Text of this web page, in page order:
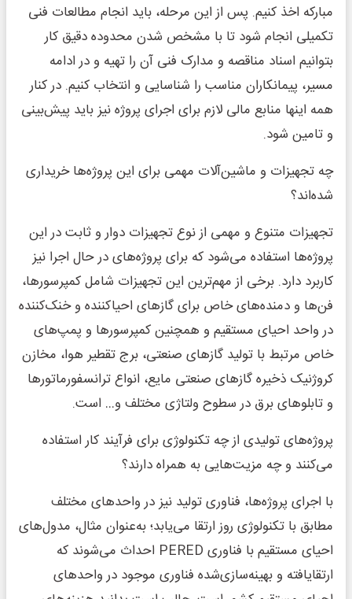
مبارکه اخذ کنیم. پس از این مرحله، باید انجام مطالعات فنی
تکمیلی انجام شود تا با مشخص شدن محدوده دقیق کار
بتوانیم اسناد مناقصه و مدارک فنی آن را تهیه و در ادامه
مسیر، پیمانکاران مناسب را شناسایی و انتخاب کنیم. در کنار
همه اینها منابع مالی لازم برای اجرای پروژه نیز باید پیش‌بینی
و تامین شود.
چه تجهیزات و ماشین‌‌آلات مهمی برای این پروژه‌‌ها خریداری
شده‌‌اند؟
تجهیزات متنوع و مهمی از نوع تجهیزات دوار و ثابت در این
پروژه‌‌ها استفاده می‌شود که برای پروژه‌‌های در حال اجرا نیز
کاربرد دارد. برخی از مهم‌ترین این تجهیزات شامل کمپرسورها،
فن‌‌ها و دمنده‌‌های خاص برای گازهای احیاکننده و خنک‌‌کننده
در واحد احیای مستقیم و همچنین کمپرسورها و پمپ‌‌های
خاص مرتبط با تولید گازهای صنعتی، برج تقطیر هوا، مخازن
کروژنیک ذخیره گازهای صنعتی مایع، انواع ترانسفورماتورها
و تابلوهای برق در سطوح ولتاژی مختلف و… است.
پروژه‌‌های تولیدی از چه تکنولوژی برای فرآیند کار استفاده
می‌کنند و چه مزیت‌‌هایی به همراه دارند؟
با اجرای پروژه‌‌ها، فناوری تولید نیز در واحدهای مختلف
مطابق با تکنولوژی روز ارتقا می‌‌یابد؛ به‌‌عنوان مثال، مدول‌‌های
احیای مستقیم با فناوری PERED احداث می‌‌شوند که
ارتقایافته و بهینه‌‌سازی‌‌شده فناوری موجود در واحدهای